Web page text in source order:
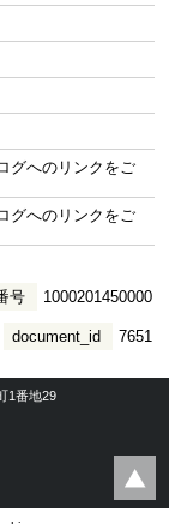
グへのリンクをご
グへのリンクをご
号 1000201450000
document_id 7651
1番地29